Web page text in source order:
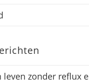
leven zonder reflux